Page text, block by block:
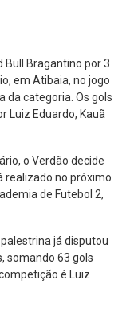
Bull Bragantino por 3
em Atibaia, no jogo
da categoria. Os gols
Luiz Eduardo, Kauã
o Verdão decide
realizado no próximo
de Futebol 2,
já disputou
somando 63 gols
é Luiz